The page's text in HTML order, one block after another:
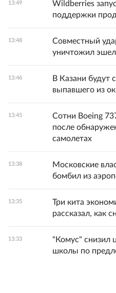
13:49
Wildberries
поддержки
13:48
Совместный
уничтожил
13:46
В Казани будут
выпавшего из
13:45
Сотни Boeing
после
самолетах
13:38
Московские
бомбил из
13:35
Три кита
рассказал, как
13:33
"Комус" снизил
школы по